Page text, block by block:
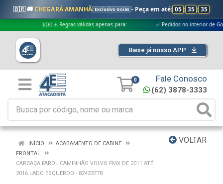
🇧🇷 🚚CHEGARÁ AMANHÃ Exclusivo Goiás - Peça em até: 05 : 35 : 35
🇧🇷 ⚠️ Regras válidas apenas para: ✅ Pedidos no interior de Goiás
Baixe já nosso APP
0 Fale Conosco
(62) 3878-3333
VOLTAR
INÍCIO
ACABAMENTO DE CABINE
FRONTAL
CARCAÇA FAROL CAMINHÃO VOLVO FMX DE 2011 ATÉ
2016 LADO ESQUERDO - 82423778